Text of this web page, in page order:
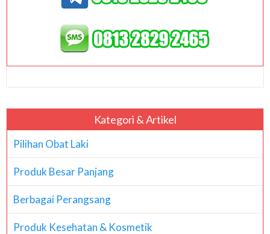
Kategori & Artikel
Pilihan Obat Laki
Produk Besar Panjang
Berbagai Perangsang
Produk Kesehatan & Kosmetik